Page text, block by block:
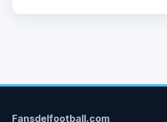
Fansdelfootball.com